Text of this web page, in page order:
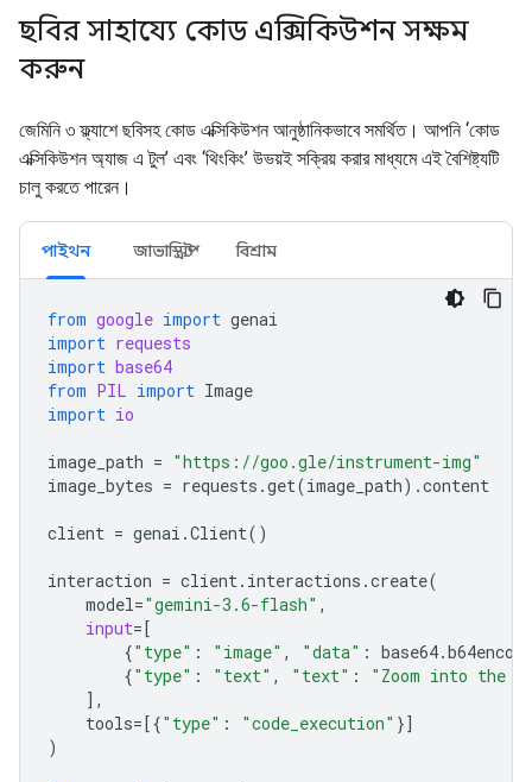
ছবির সাহায্যে কোড এক্সিকিউশন সক্ষম
করুন
জেমিনি ৩ ফ্ল্যাশে ছবিসহ কোড এক্সিকিউশন আনুষ্ঠানিকভাবে সমর্থিত। আপনি ‘কোড
এক্সিকিউশন অ্যাজ এ টুল’ এবং ‘থিংকিং’ উভয়ই সক্রিয় করার মাধ্যমে এই বৈশিষ্ট্যটি
চালু করতে পারেন।
পাইথন জাভাস্ক্রিপ্ট বিশ্রাম
from google import genai
import requests
import base64
from PIL import Image
import io
image_path = "https://goo.gle/instrument-img"
image_bytes = requests .get(image_path) .content
client = genai .Client()
interaction = client. interactions .create(
model="gemini-3.6-flash" ,
input=[
{"type" : "image" , "data" : base64.b64encode
{"type" : "text" , "text" :
"Zoom into the
],
tools=[{"type" : "code_execution" }]
)